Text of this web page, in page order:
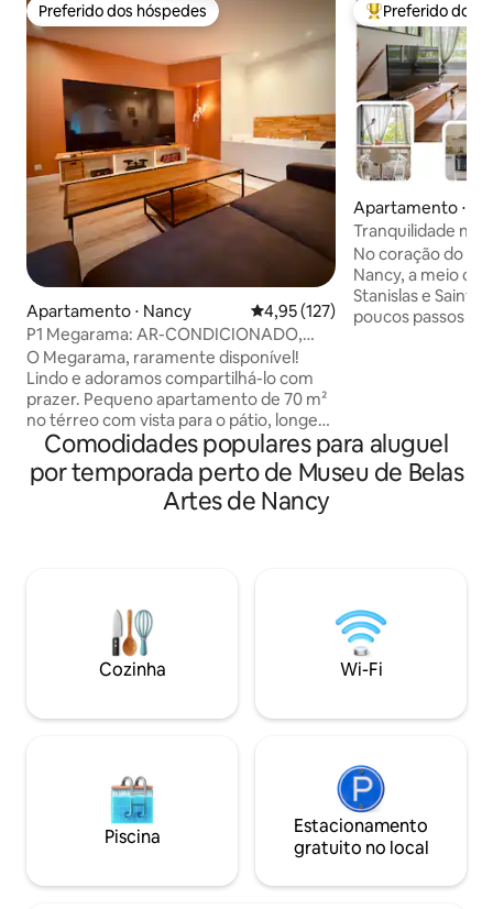
Preferido dos hóspedes
Preferido dos hóspedes
Apartamento ⋅ Nancy 4,95 de uma avaliação média de
4,95 (127)
P1 Megarama: AR-CONDICIONADO,
jacuzzi, perto da estação, verificação de
identidade!
O Megarama, raramente disponível!
Lindo e adoramos compartilhá-lo com
prazer. Pequeno apartamento de 70 m²
no térreo com vista para o pátio, longe
da rua movimentada. Pensamos: "Uma
banheira de hidromassagem em frente
a uma grande TV na sala de estar, isso
seria ótimo!" fizemos isso... mas em
então estacionamento pago. Sem
estacionamento privativo. Estação de
trem e centro a 10 minutos a pé.
Entre os
Preferido dos
Apartamento ⋅
Tranquilidade no
velha e bem no
No coração do
Nancy, a meio
Stanislas e Saint-
poucos passos
dentro de um
centro histórico
partir da sua
Comodidades populares para aluguel
por temporada perto de Museu de Belas
Artes de Nancy
Cozinha Wi-Fi
Piscina
Estacionamento
gratuito no local